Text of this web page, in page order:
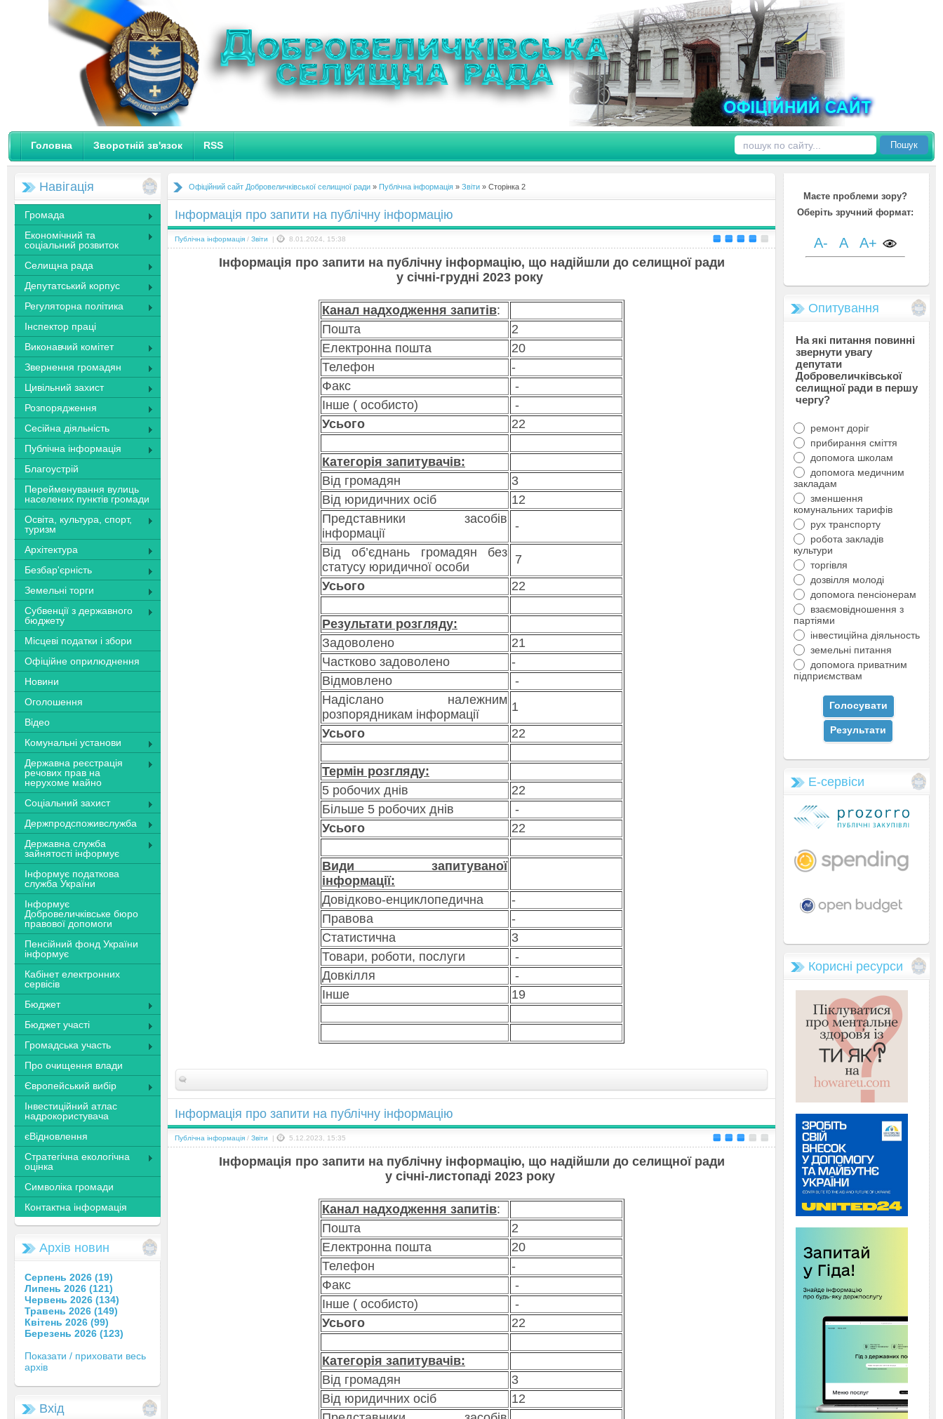
Головна Зворотній зв'язок RSS Пошук
Навігація
Громада
Економічний та
соціальний розвиток
Селищна рада
Депутатський корпус
Регуляторна політика
Інспектор праці
Виконавчий комітет
Звернення громадян
Цивільний захист
Розпорядження
Сесійна діяльність
Публічна інформація
Благоустрій
Перейменування вулиць
населених пунктів громади
Освіта, культура, спорт,
туризм
Архітектура
Безбар'єрність
Земельні торги
Субвенції з державного
бюджету
Місцеві податки і збори
Офіційне оприлюднення
Новини
Оголошення
Відео
Комунальні установи
Державна реєстрація
речових прав на
нерухоме майно
Соціальний захист
Держпродспоживслужба
Державна служба
зайнятості інформує
Інформує податкова
служба України
Інформує
Добровеличківське бюро
правової допомоги
Пенсійний фонд України
інформує
Кабінет електронних
сервісів
Бюджет
Бюджет участі
Громадська участь
Про очищення влади
Європейський вибір
Інвестиційний атлас
надрокористувача
єВідновлення
Стратегічна екологічна
оцінка
Символіка громади
Контактна інформація
Архів новин
Серпень 2026 (19)
Липень 2026 (121)
Червень 2026 (134)
Травень 2026 (149)
Квітень 2026 (99)
Березень 2026 (123)
Показати / приховати весь
архів
Вхід
Офіційний сайт Добровеличківської селищної ради » Публічна інформація » Звіти » Сторінка 2
Інформація про запити на публічну інформацію
Публічна інформація / Звіти | 8.01.2024, 15:38
Інформація про запити на публічну інформацію, що надійшли до селищної ради
у січні-грудні 2023 року
Канал надходження запитів:
Пошта
2
Електронна пошта
20
Телефон
-
Факс
-
Інше ( особисто)
-
Усього
22
Категорія запитувачів:
Від громадян
3
Від юридичних осіб
12
Представники засобів
інформації
-
Від об’єднань громадян без
статусу юридичної особи
7
Усього
22
Результати розгляду:
Задоволено
21
Частково задоволено
-
Відмовлено
-
Надіслано належним
розпорядникам інформації
1
Усього
22
Термін розгляду:
5 робочих днів
22
Більше 5 робочих днів
-
Усього
22
Види запитуваної
інформації:
Довідково-енциклопедична
-
Правова
-
Статистична
3
Товари, роботи, послуги
-
Довкілля
-
Інше
19
Інформація про запити на публічну інформацію
Публічна інформація / Звіти | 5.12.2023, 15:35
Інформація про запити на публічну інформацію, що надійшли до селищної ради
у січні-листопаді 2023 року
Канал надходження запитів:
Пошта
2
Електронна пошта
20
Телефон
-
Факс
-
Інше ( особисто)
-
Усього
22
Категорія запитувачів:
Від громадян
3
Від юридичних осіб
12
Маєте проблеми зору?
Оберіть зручний формат:
A- A A+
Опитування
На які питання повинні
звернути увагу
депутати
Добровеличківської
селищної ради в першу
чергу?
ремонт доріг
прибирання сміття
допомога школам
допомога медичним
закладам
зменшення
комунальних тарифів
рух транспорту
робота закладів
культури
торгівля
дозвілля молоді
допомога пенсіонерам
взаємовідношення з
партіями
інвестиційна діяльность
земельні питання
допомога приватним
підприємствам
Е-сервіси
Корисні ресурси